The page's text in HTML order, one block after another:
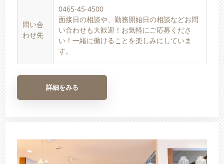
問い合
わせ先
0465-45-4500
面接日の相談や、勤務開始日の相談などお問
い合わせも大歓迎！お気軽にご応募くださ
い！一緒に働けることを楽しみにしていま
す。
詳細をみる